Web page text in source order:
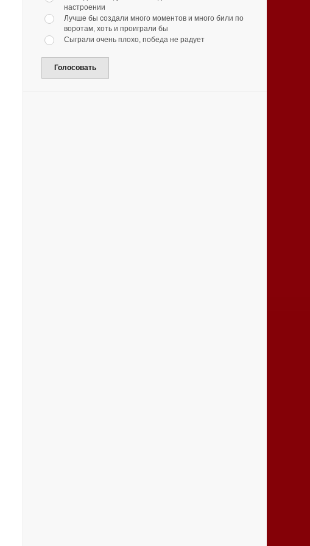
настроении
Лучше бы создали много моментов и много били по
воротам, хоть и проиграли бы
Сыграли очень плохо, победа не радует
Голосовать